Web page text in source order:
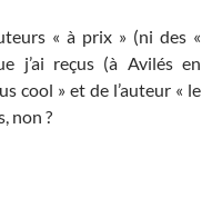
« à prix » (ni des «
j’ai reçus (à Avilés en
cool » et de l’auteur « le
non ?